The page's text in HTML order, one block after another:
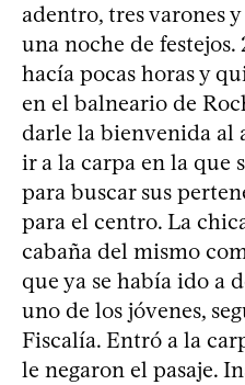
adentro, tres varones
una noche de
hacía pocas horas y
en el balneario de
darle la bienvenida al
ir a la carpa en la que
para buscar sus
para el centro. La
cabaña del mismo
que ya se había ido a
uno de los jóvenes,
Fiscalía. Entró a la
le negaron el pasaje.